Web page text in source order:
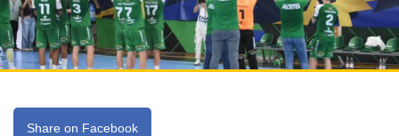
Share on Facebook